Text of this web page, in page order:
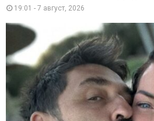
19:01 - 7 август, 2026